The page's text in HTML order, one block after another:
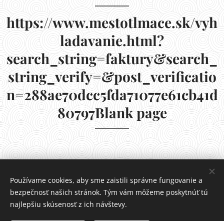
https://www.mestotlmace.sk/vyh
ladavanie.html?
search_string=faktury&search_
string_verify=&post_verificatio
n=288ae70dcc5fda71077e61cb41d
80797Blank page
Používame cookies, aby sme zaistili správne fungovanie a
bezpečnosť našich stránok. Tým vám môžeme poskytnúť tú
najlepšiu skúsenosť z ich návštevy.